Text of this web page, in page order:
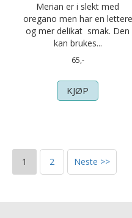
Merian er i slekt med
oregano men har en lettere
og mer delikat smak. Den
kan brukes...
65,-
KJØP
1 2 Neste >>